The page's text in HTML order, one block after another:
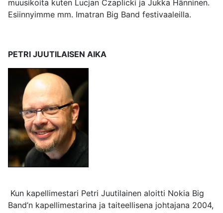
muusikoita kuten Lucjan Czaplicki ja Jukka Hänninen.
Esiinnyimme mm. Imatran Big Band festivaaleilla.
PETRI JUUTILAISEN AIKA
Kun kapellimestari Petri Juutilainen aloitti Nokia Big
Band’n kapellimestarina ja taiteellisena johtajana 2004,